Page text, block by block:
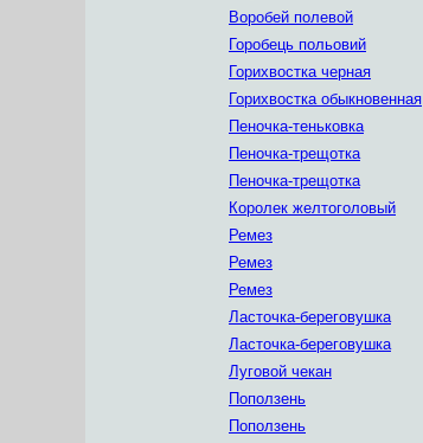
Воробей полевой
Горобець польовий
Горихвостка черная
Горихвостка обыкновенная
Пеночка-теньковка
Пеночка-трещотка
Пеночка-трещотка
Королек желтоголовый
Ремез
Ремез
Ремез
Ласточка-береговушка
Ласточка-береговушка
Луговой чекан
Поползень
Поползень